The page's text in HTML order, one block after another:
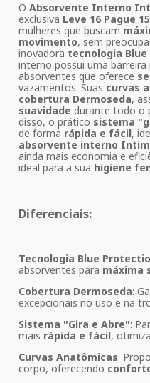
O Absorvente Interno
exclusiva Leve 16 Pague 15
mulheres que buscam
movimento, sem
inovadora tecnologia
interno possui uma
absorventes que oferece
vazamentos. Suas curvas
cobertura Dermoseda,
suavidade durante todo o
disso, o prático sistema
de forma rápida e fácil,
absorvente interno
ainda mais economia e
ideal para a sua higiene
Diferenciais:
Tecnologia Blue
absorventes para máxima
Cobertura Dermoseda:
excepcionais no uso e na
Sistema "Gira e Abre":
mais rápida e fácil,
Curvas Anatômicas:
corpo, oferecendo